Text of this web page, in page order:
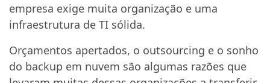
empresa exige muita organização e uma
infraestrutura de TI sólida.
Orçamentos apertados, o outsourcing e o sonho
do backup em nuvem são algumas razões que